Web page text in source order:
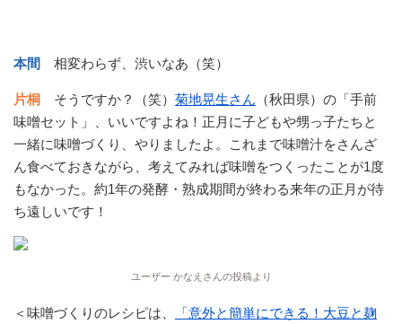
本間 相変わらず、渋いなあ（笑）
片桐 そうですか？（笑） 菊地晃生さん （秋田県）の「手前
味噌セット」、いいですよね！正月に子どもや甥っ子たちと
一緒に味噌づくり、やりましたよ。これまで味噌汁をさんざ
ん食べておきながら、考えてみれば味噌をつくったことが1度
もなかった。約1年の発酵・熟成期間が終わる来年の正月が待
ち遠しいです！
ユーザー かなえさんの投稿より
＜味噌づくりのレシピは、
「意外と簡単にできる！大豆と麹